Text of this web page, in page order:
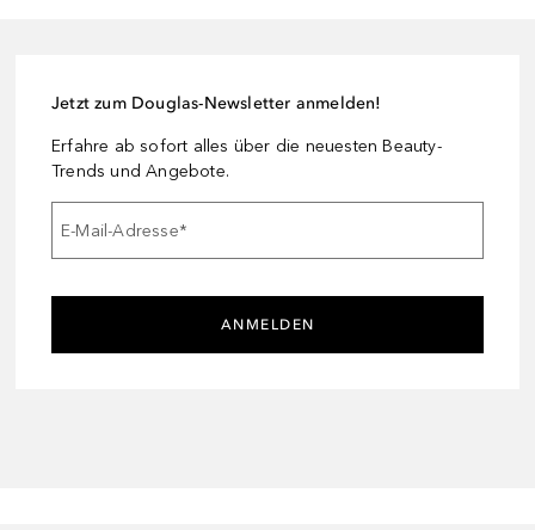
Jetzt zum Douglas-Newsletter anmelden!
Erfahre ab sofort alles über die neuesten Beauty-
Trends und Angebote.
E-Mail-Adresse*
ANMELDEN